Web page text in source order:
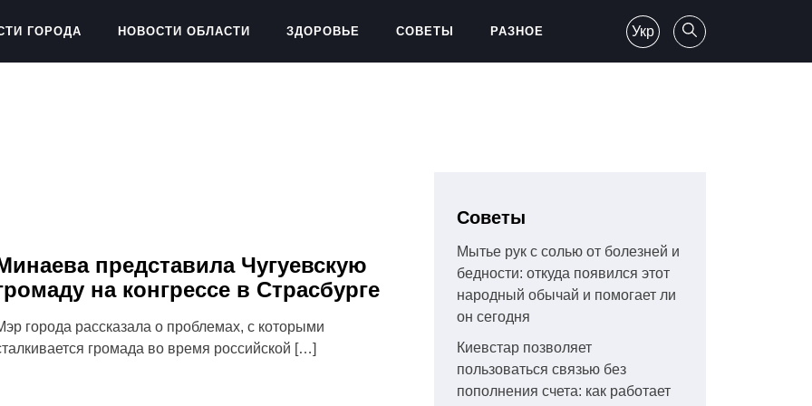
ГОРОДА НОВОСТИ ОБЛАСТИ ЗДОРОВЬЕ СОВЕТЫ РАЗНОЕ Укр
представила Чугуевскую
на конгрессе в Страсбурге
города рассказала о проблемах, с которыми
громада во время российской […]
Советы
Мытье рук с солью от болезней и
бедности: откуда появился этот
народный обычай и помогает ли
он сегодня
Киевстар позволяет
пользоваться связью без
пополнения счета: как работает